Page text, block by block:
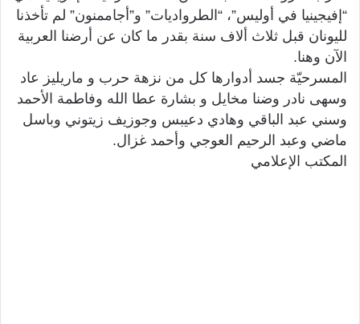
“إفيجينيا في أوليس”، “الطرواديات” و”أجاممنون” لم تأخذنا
لليونان قبل ثلاث ألاف سنة بقدر ما كان عن أرضنا العربية
الآن وهنا.
المسرحيّة جسد أدوارها كل من نزهة حرب و ماريليز عاد
وسهى نادر وضنا مخايل و بشارة عطا الله وفاطمة الأحمد
وسني عبد الباقي وهادي دعيبس وجوزيف زيتوني وباسل
ماضي وعبد الرحيم العوجي وأحمد غزال.
المكتب الإعلامي